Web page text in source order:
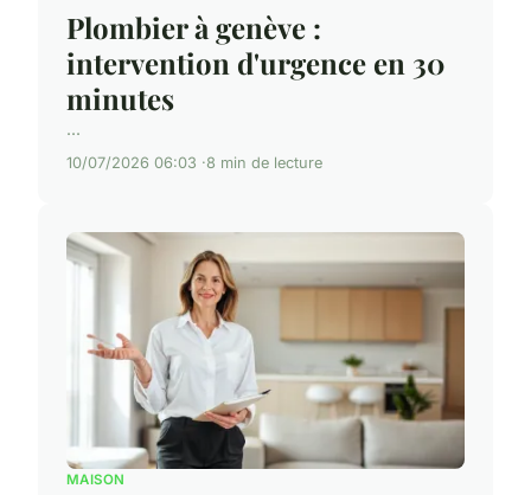
Plombier à genève :
intervention d'urgence en 30
minutes
...
10/07/2026 06:03 8 min de lecture
MAISON